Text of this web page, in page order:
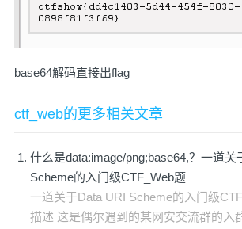
base64解码直接出flag
ctf_web的更多相关文章
什么是data:image/png;base64,？一道关
Scheme的入门级CTF_Web题
一道关于Data URI Scheme的入门级
描述 这是偶尔遇到的某网安交流群的入